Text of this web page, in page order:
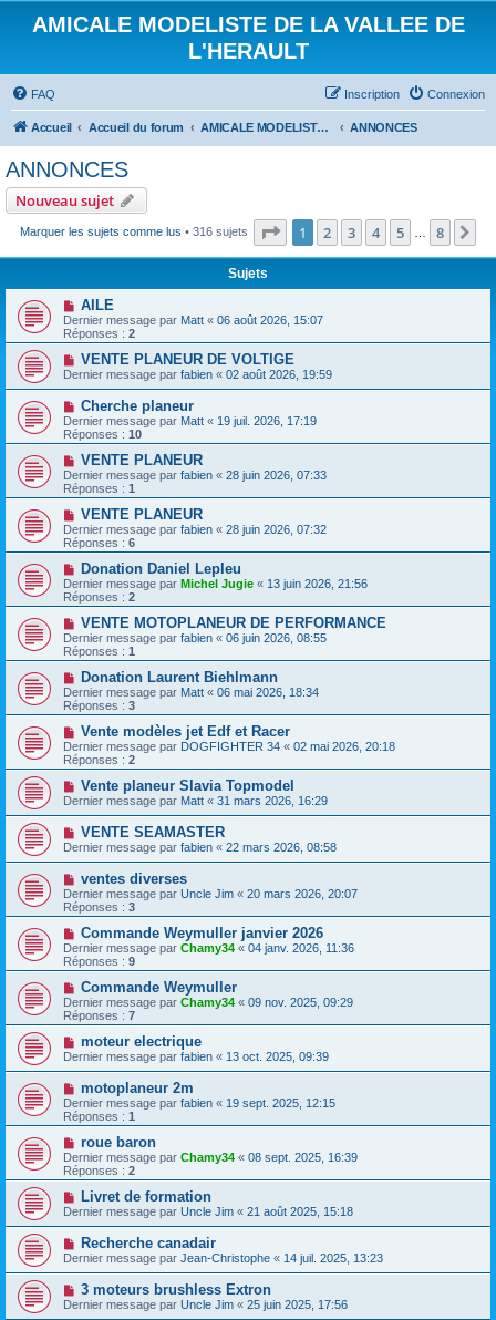
AMICALE MODELISTE DE LA VALLEE DE
L'HERAULT
FAQ Connexion
Inscription
Accueil Accueil du forum AMICALE MODELISTE DE LA VALLEE DE L'HERAULT ANNONCES
ANNONCES
Nouveau sujet
Marquer les sujets comme lus • 316 sujets Page 1sur8
1 2 3 4 5 8
Sujets
AILE
Dernier message par Matt « 06 août 2026, 15:07
Réponses : 2
VENTE PLANEUR DE VOLTIGE
Dernier message par fabien « 02 août 2026, 19:59
Cherche planeur
Dernier message par Matt « 19 juil. 2026, 17:19
Réponses : 10
VENTE PLANEUR
Dernier message par fabien « 28 juin 2026, 07:33
Réponses : 1
VENTE PLANEUR
Dernier message par fabien « 28 juin 2026, 07:32
Réponses : 6
Donation Daniel Lepleu
Dernier message par Michel Jugie « 13 juin 2026, 21:56
Réponses : 2
VENTE MOTOPLANEUR DE PERFORMANCE
Dernier message par fabien « 06 juin 2026, 08:55
Réponses : 1
Donation Laurent Biehlmann
Dernier message par Matt « 06 mai 2026, 18:34
Réponses : 3
Vente modèles jet Edf et Racer
Dernier message par DOGFIGHTER 34 « 02 mai 2026, 20:18
Réponses : 2
Vente planeur Slavia Topmodel
Dernier message par Matt « 31 mars 2026, 16:29
VENTE SEAMASTER
Dernier message par fabien « 22 mars 2026, 08:58
ventes diverses
Dernier message par Uncle Jim « 20 mars 2026, 20:07
Réponses : 3
Commande Weymuller janvier 2026
Dernier message par Chamy34 « 04 janv. 2026, 11:36
Réponses : 9
Commande Weymuller
Dernier message par Chamy34 « 09 nov. 2025, 09:29
Réponses : 7
moteur electrique
Dernier message par fabien « 13 oct. 2025, 09:39
motoplaneur 2m
Dernier message par fabien « 19 sept. 2025, 12:15
Réponses : 1
roue baron
Dernier message par Chamy34 « 08 sept. 2025, 16:39
Réponses : 2
Livret de formation
Dernier message par Uncle Jim « 21 août 2025, 15:18
Recherche canadair
Dernier message par Jean-Christophe « 14 juil. 2025, 13:23
3 moteurs brushless Extron
Dernier message par Uncle Jim « 25 juin 2025, 17:56